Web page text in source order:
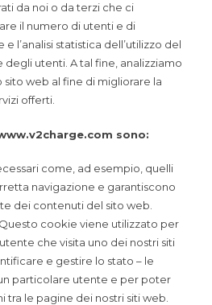
da noi o da terzi che ci
il numero di utenti e di
l’analisi statistica dell’utilizzo del
utenti. A tal fine, analizziamo
sito web al fine di migliorare la
offerti.
sono:
come, ad esempio, quelli
navigazione e garantiscono
dei contenuti del sito web.
Questo cookie viene utilizzato per
che visita uno dei nostri siti
e gestire lo stato – le
particolare utente e per poter
tra le pagine dei nostri siti web.